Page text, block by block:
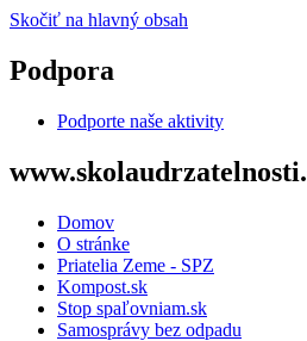
Skočiť na hlavný obsah
Podpora
Podporte naše aktivity
Domov
O stránke
Priatelia Zeme - SPZ
Kompost.sk
Stop spaľovniam.sk
Samosprávy bez odpadu